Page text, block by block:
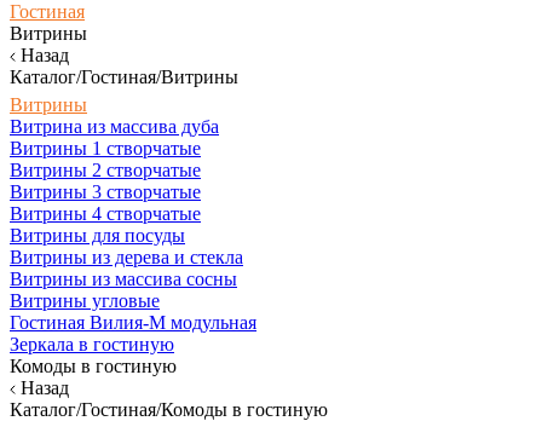
Гостиная
Витрины
Назад
Каталог/Гостиная/Витрины
Витрины
Витрина из массива дуба
Витрины 1 створчатые
Витрины 2 створчатые
Витрины 3 створчатые
Витрины 4 створчатые
Витрины для посуды
Витрины из дерева и стекла
Витрины из массива сосны
Витрины угловые
Гостиная Вилия-М модульная
Зеркала в гостиную
Комоды в гостиную
Назад
Каталог/Гостиная/Комоды в гостиную